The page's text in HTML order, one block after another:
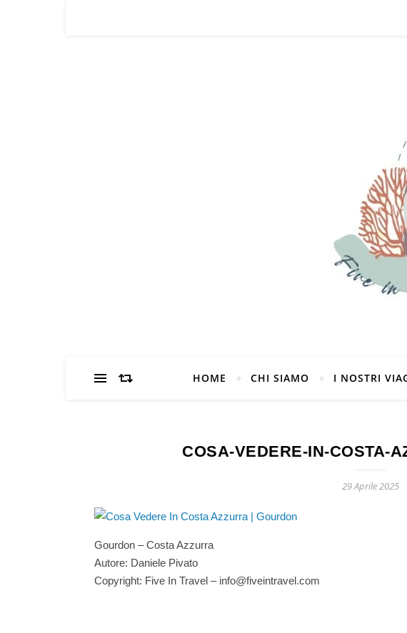
HOME CHI SIAMO I NOSTRI
COSA-VEDERE-IN-COSTA-
29 Aprile 2025
Gourdon – Costa Azzurra
Autore: Daniele Pivato
Copyright: Five In Travel – info@fiveintravel.com